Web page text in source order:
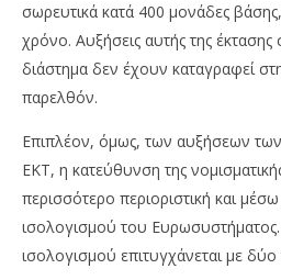
σωρευτικά κατά 400 μονάδες
χρόνο. Αυξήσεις αυτής της
διάστημα δεν έχουν καταγραφεί
παρελθόν.
Επιπλέον, όμως, των αυξήσεων των
ΕΚΤ, η κατεύθυνση της νομισματικής
περισσότερο περιοριστική και
ισολογισμού του
ισολογισμού επιτυγχάνεται με